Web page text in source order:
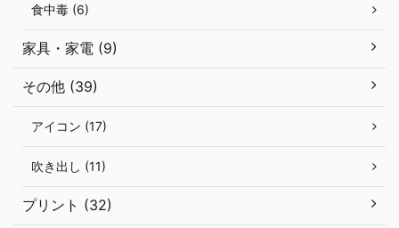
食中毒 (6)
家具・家電 (9)
その他 (39)
アイコン (17)
吹き出し (11)
プリント (32)